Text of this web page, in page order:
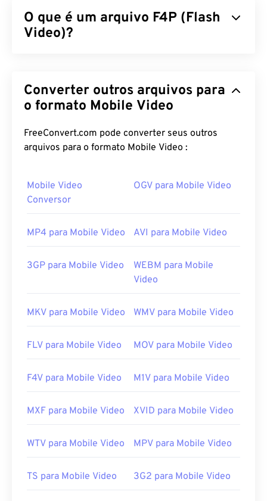
O que é um arquivo F4P (Flash
Video)?
compacta arquivos multimídia com umcodece
facilita a distribuição dos arquivos como streaming
uma diferença, F4P é o mesmo formato que F4V;
exceto que os arquivos F4P são protegidos por
Como abrir um arquivo F4P?
noAdobe Flash Playerpor padrão. No sistema
Mac OS X e Linux/Unix, abra os arquivos F4P com
É importante saber que
dispositivos Apple iOS
suportam o plugin Adobe Flash Player. No entanto,
pode contornar as restrições do iOS. Lembre-se
Desenvolvido por: Adobe
Lançamento inicial: 2007
https://en.wikipedia.org/wiki/Flash_Video
Converter outros arquivos para
o formato Mobile Video
FreeConvert.com pode converter seus outros
arquivos para o formato Mobile Video :
Mobile Video
Conversor
OGV para Mobile Video
MP4 para Mobile Video AVI para Mobile Video
3GP para Mobile Video
WEBM para Mobile
Video
MKV para Mobile Video WMV para Mobile Video
FLV para Mobile Video MOV para Mobile Video
F4V para Mobile Video M1V para Mobile Video
MXF para Mobile Video XVID para Mobile Video
WTV para Mobile Video MPV para Mobile Video
TS para Mobile Video 3G2 para Mobile Video